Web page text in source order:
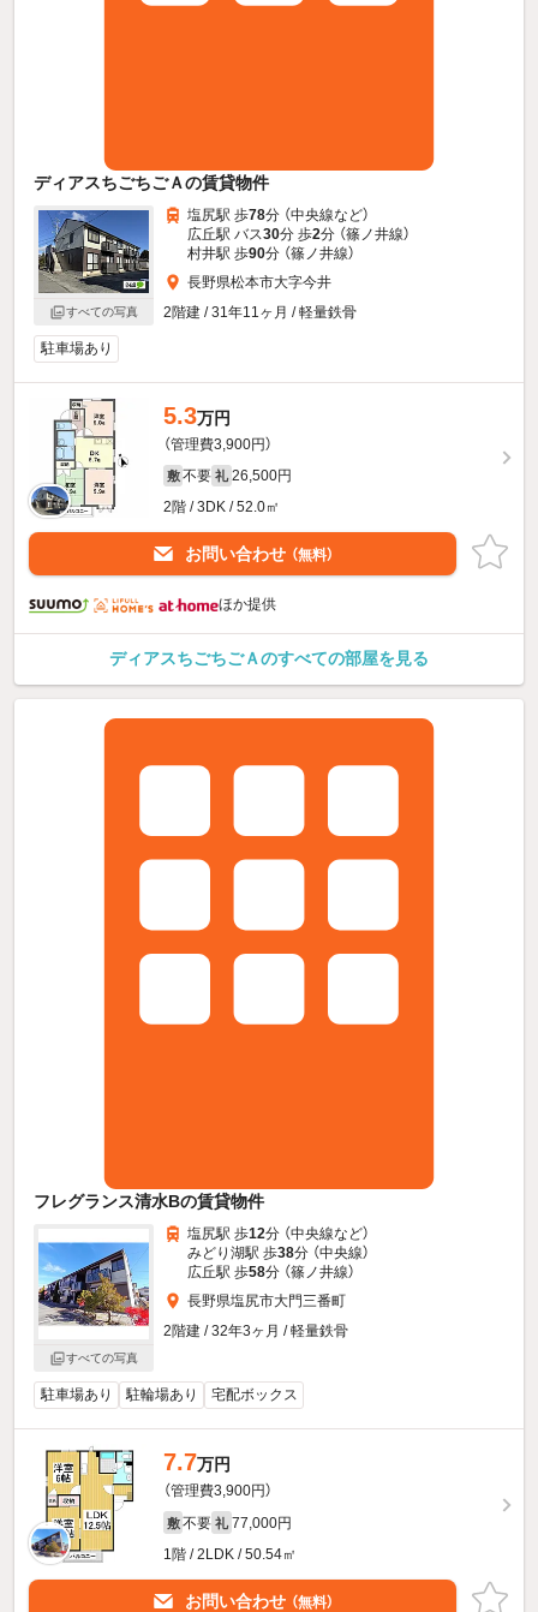
ディアスちごちごＡの賃貸物件
すべての写真
塩尻駅 歩78分 （中央線など）
広丘駅 バス30分 歩2分 （篠ノ井線）
村井駅 歩90分 （篠ノ井線）
長野県松本市大字今井
2階建 / 31年11ヶ月 / 軽量鉄骨
駐車場あり
5.3万円
（管理費3,900円）
敷 不要 礼 26,500円
2階 / 3DK / 52.0㎡
お問い合わせ （無料）
ほか提供
ディアスちごちごＡのすべての部屋を見る
フレグランス清水Bの賃貸物件
すべての写真
塩尻駅 歩12分 （中央線など）
みどり湖駅 歩38分 （中央線）
広丘駅 歩58分 （篠ノ井線）
長野県塩尻市大門三番町
2階建 / 32年3ヶ月 / 軽量鉄骨
駐車場あり 駐輪場あり 宅配ボックス
7.7万円
（管理費3,900円）
敷 不要 礼 77,000円
1階 / 2LDK / 50.54㎡
お問い合わせ （無料）